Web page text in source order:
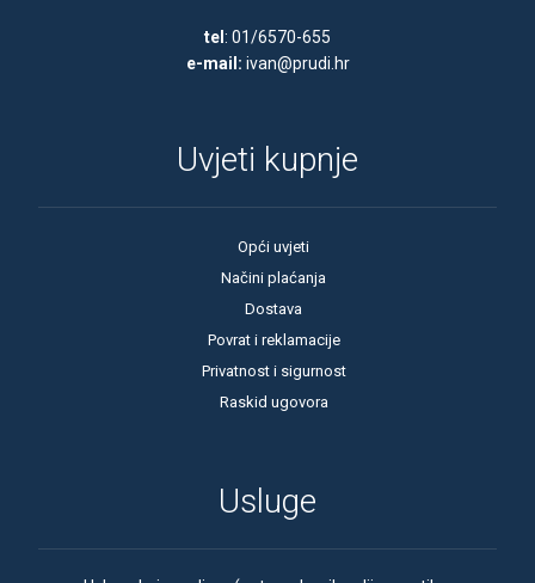
tel : 01/6570-655
e-mail: ivan@prudi.hr
Uvjeti kupnje
Opći uvjeti
Načini plaćanja
Dostava
Povrat i reklamacije
Privatnost i sigurnost
Raskid ugovora
Usluge